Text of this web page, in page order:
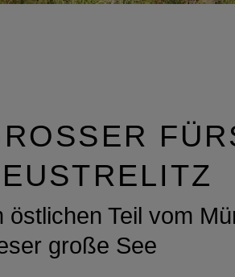
östlichen Teil vom
große See